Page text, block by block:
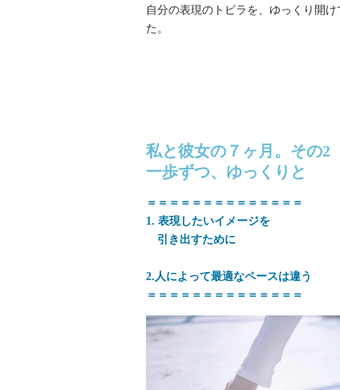
自分の表現のトビラを、ゆっくり開
た。
私と彼女の７ヶ月。その2
一歩ずつ、ゆっくりと
＝＝＝＝＝＝＝＝＝＝＝＝＝＝
1. 表現したいイメージを
引き出すために
2.人によって最適なペースは違う
＝＝＝＝＝＝＝＝＝＝＝＝＝＝